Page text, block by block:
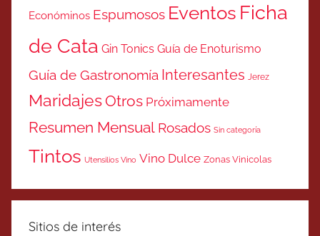
Económinos Espumosos Eventos Ficha
de Cata Gin Tonics Guía de Enoturismo
Guía de Gastronomía Interesantes Jerez
MaridajesOtros Próximamente
Resumen Mensual Rosados Sin categoría
Tintos Utensilios Vino Vino Dulce Zonas Vinicolas
Sitios de interés